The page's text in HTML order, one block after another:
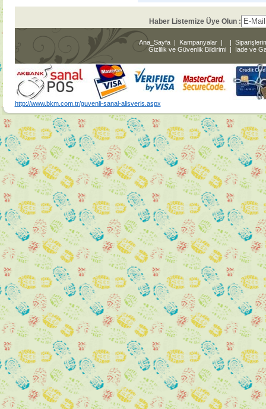
Haber Listemize Üye Olun :
Ana_Sayfa| Kampanyalar| |
Gizlilik ve Güvenlik Bildirimi | İade ve
http://www.bkm.com.tr/guvenli-sanal-alisveris.aspx